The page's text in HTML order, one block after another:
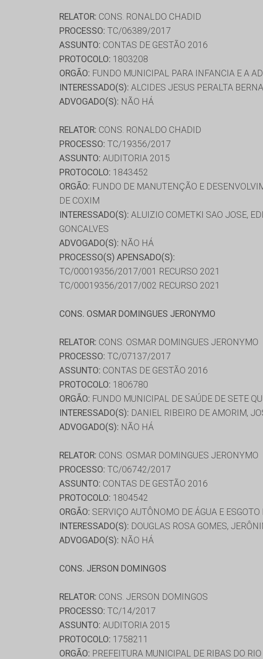
RELATOR: CONS. RONALDO CHADID
PROCESSO: TC/06389/2017
ASSUNTO: CONTAS DE GESTÃO 2016
PROTOCOLO: 1803208
ORGÃO: FUNDO MUNICIPAL PARA INFANCIA E A
INTERESSADO(S): ALCIDES JESUS PERALTA
ADVOGADO(S): NÃO HÁ
RELATOR: CONS. RONALDO CHADID
PROCESSO: TC/19356/2017
ASSUNTO: AUDITORIA 2015
PROTOCOLO: 1843452
ORGÃO: FUNDO DE MANUTENÇÃO E
DE COXIM
INTERESSADO(S): ALUIZIO COMETKI SAO JOSE,
GONCALVES
ADVOGADO(S): NÃO HÁ
PROCESSO(S) APENSADO(S):
TC/00019356/2017/001 RECURSO 2021
TC/00019356/2017/002 RECURSO 2021
CONS. OSMAR DOMINGUES JERONYMO
RELATOR: CONS. OSMAR DOMINGUES JERONYMO
PROCESSO: TC/07137/2017
ASSUNTO: CONTAS DE GESTÃO 2016
PROTOCOLO: 1806780
ORGÃO: FUNDO MUNICIPAL DE SAÚDE DE SETE
INTERESSADO(S): DANIEL RIBEIRO DE AMORIM,
ADVOGADO(S): NÃO HÁ
RELATOR: CONS. OSMAR DOMINGUES JERONYMO
PROCESSO: TC/06742/2017
ASSUNTO: CONTAS DE GESTÃO 2016
PROTOCOLO: 1804542
ORGÃO: SERVIÇO AUTÔNOMO DE ÁGUA E
INTERESSADO(S): DOUGLAS ROSA GOMES,
ADVOGADO(S): NÃO HÁ
CONS. JERSON DOMINGOS
RELATOR: CONS. JERSON DOMINGOS
PROCESSO: TC/14/2017
ASSUNTO: AUDITORIA 2015
PROTOCOLO: 1758211
ORGÃO: PREFEITURA MUNICIPAL DE RIBAS DO RIO